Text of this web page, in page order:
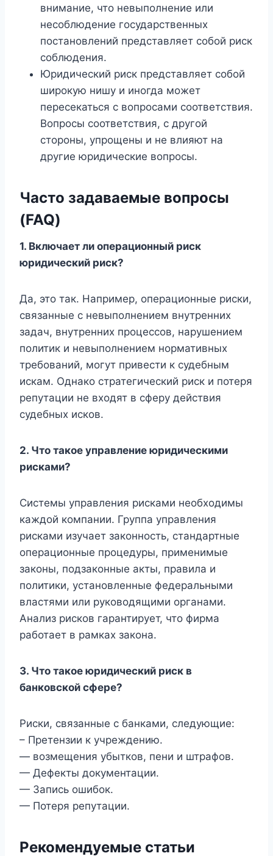
внимание, что невыполнение или
несоблюдение государственных
постановлений представляет собой риск
соблюдения.
Юридический риск представляет собой
широкую нишу и иногда может
пересекаться с вопросами соответствия.
Вопросы соответствия, с другой
стороны, упрощены и не влияют на
другие юридические вопросы.
Часто задаваемые вопросы
(FAQ)
1. Включает ли операционный риск
юридический риск?
Да, это так. Например, операционные риски,
связанные с невыполнением внутренних
задач, внутренних процессов, нарушением
политик и невыполнением нормативных
требований, могут привести к судебным
искам. Однако стратегический риск и потеря
репутации не входят в сферу действия
судебных исков.
2. Что такое управление юридическими
рисками?
Системы управления рисками необходимы
каждой компании. Группа управления
рисками изучает законность, стандартные
операционные процедуры, применимые
законы, подзаконные акты, правила и
политики, установленные федеральными
властями или руководящими органами.
Анализ рисков гарантирует, что фирма
работает в рамках закона.
3. Что такое юридический риск в
банковской сфере?
Риски, связанные с банками, следующие:
– Претензии к учреждению.
— возмещения убытков, пени и штрафов.
— Дефекты документации.
— Запись ошибок.
— Потеря репутации.
Рекомендуемые статьи